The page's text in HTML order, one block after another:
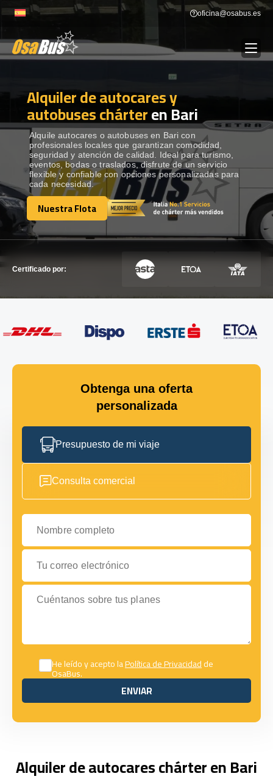
to
oficina@osabus.es
ALQUILER DE AUTOCARES
DESTINOS Show dropdown
RECORRIDAS Show dropdown
FLOTA
Alquiler de autocares y
autobuses chárteren Bari
Alquile autocares o autobuses en Bari con
profesionales locales que garantizan comodidad,
seguridad y atención de calidad. Ideal para turismo,
eventos, bodas o traslados, disfrute de un servicio
flexible y confiable con opciones personalizadas para
cada necesidad.
Nuestra Flota
Nuestra Flota
Certificado por:
Obtenga una oferta
personalizada
Presupuesto de mi viaje
Consulta comercial
Nombre completo
Tu correo electrónico
Cuéntanos sobre tus planes
He leído y acepto laPolítica de Privacidadde
OsaBus.
ENVIAR
ENVIAR
Alquiler de autocares chárter en Bari